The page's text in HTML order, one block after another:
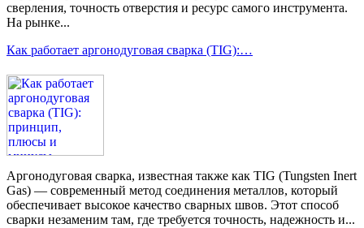
сверления, точность отверстия и ресурс самого инструмента.
На рынке...
Как работает аргонодуговая сварка (TIG):…
Аргонодуговая сварка, известная также как TIG (Tungsten Inert
Gas) — современный метод соединения металлов, который
обеспечивает высокое качество сварных швов. Этот способ
сварки незаменим там, где требуется точность, надежность и...